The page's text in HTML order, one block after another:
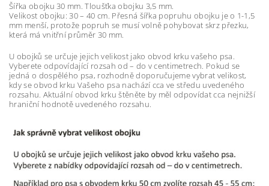
Šířka obojku 30 mm. Tloušťka obojku 3,5 mm.
Velikost obojku: 30 – 40 cm. Přesná šířka popruhu obojku je o 1-1,5
mm menší, protože popruh se musí volně pohybovat skrz přezku,
která má vnitřní průměr 30 mm.
U obojků se určuje jejich velikost jako obvod krku vašeho psa.
Vyberete odpovídající rozsah od – do v centimetrech. Pokud se
jedná o dospělého psa, rozhodně doporučujeme vybrat velikost,
kdy se obvod krku Vašeho psa nachází cca ve středu uvedeného
rozsahu. Aktuální obvod krku štěněte by měl odpovídat cca nejnižší
hraniční hodnotě uvedeného rozsahu.